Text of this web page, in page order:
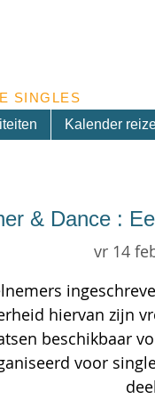
SINGLES
Kalender
& Dance :
vr 14
hiervan zijn
beschikbaar
voor